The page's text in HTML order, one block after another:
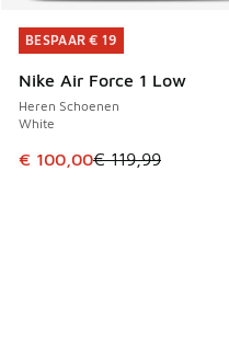
BESPAAR € 19
Nike Air Force 1 Low
Heren Schoenen
White
Dit artikel is in de
€ 100,00€ 119,99
BESPAAR € 19